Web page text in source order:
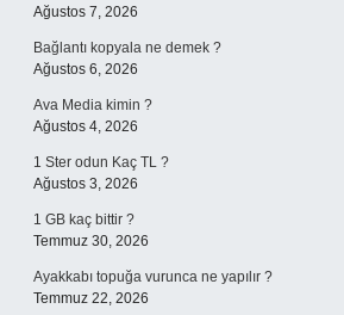
Ağustos 7, 2026
Bağlantı kopyala ne demek ?
Ağustos 6, 2026
Ava Media kimin ?
Ağustos 4, 2026
1 Ster odun Kaç TL ?
Ağustos 3, 2026
1 GB kaç bittir ?
Temmuz 30, 2026
Ayakkabı topuğa vurunca ne yapılır ?
Temmuz 22, 2026